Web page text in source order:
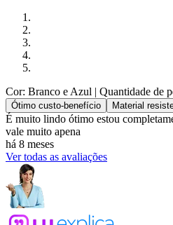
Cor: Branco e Azul | Quantidade de
Ótimo custo-benefício Material
É muito lindo ótimo estou
vale muito apena
há 8 meses
Ver todas as avaliações